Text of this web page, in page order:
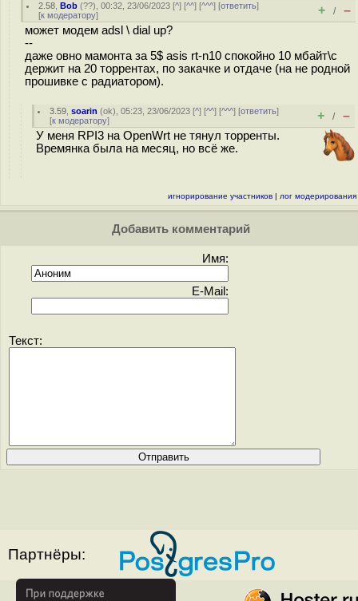
2.58 ,Bob (??), 00:32, 23/06/2023 [^] [^^] [^^^] [ответить]
[к модератору] + / –
может модем adsl \ dial up?
--
даже овно мамонта за 5$ asis rt-n10 спокойно 10 мбайт\с
держит на 20 торрентах, по закачке и отдаче (на не родной
прошивке с радиатором).
3.59 ,soarin (ok), 05:23, 23/06/2023 [^] [^^] [^^^] [ответить]
[к модератору] + / –
У меня RPI3 на OpenWrt не тянул торренты.
Времянка была на месяц, но всё же.
игнорирование участников | лог модерирования
Добавить комментарий
Имя:
E-Mail:
Текст:
Партнёры: